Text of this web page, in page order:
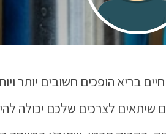
בריא הופכים חשובים יותר
לצרכים שלכם יכולה